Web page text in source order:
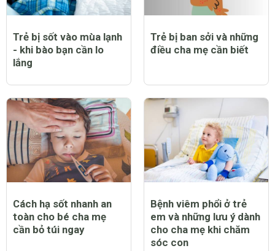
Trẻ bị sốt vào mùa lạnh
- khi bào bạn cần lo
lắng
Trẻ bị ban sởi và những
điều cha mẹ cần biết
Cách hạ sốt nhanh an
toàn cho bé cha mẹ
cần bỏ túi ngay
Bệnh viêm phổi ở trẻ
em và những lưu ý dành
cho cha mẹ khi chăm
sóc con